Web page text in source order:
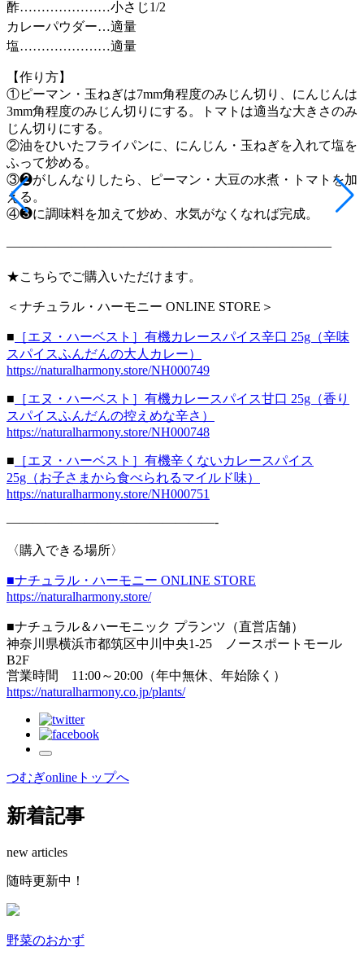
酢…………………小さじ1/2
カレーパウダー…適量
塩…………………適量
【作り方】
①ピーマン・玉ねぎは7mm角程度のみじん切り、にんじんは
3mm角程度のみじん切りにする。トマトは適当な大きさのみ
じん切りにする。
②油をひいたフライパンに、にんじん・玉ねぎを入れて塩を
ふって炒める。
③❷がしんなりしたら、ピーマン・大豆の水煮・トマトを加
える。
④❸に調味料を加えて炒め、水気がなくなれば完成。
—————————————————————————
★こちらでご購入いただけます。
＜ナチュラル・ハーモニー ONLINE STORE＞
■ ［エヌ・ハーベスト］有機カレースパイス辛口 25g（辛味
スパイスふんだんの大人カレー）
https://naturalharmony.store/NH000749
■ ［エヌ・ハーベスト］有機カレースパイス甘口 25g（香り
スパイスふんだんの控えめな辛さ）
https://naturalharmony.store/NH000748
■ ［エヌ・ハーベスト］有機辛くないカレースパイス
25g（お子さまから食べられるマイルド味）
https://naturalharmony.store/NH000751
————————————————-
〈購入できる場所〉
■ナチュラル・ハーモニー ONLINE STORE
https://naturalharmony.store/
■ナチュラル＆ハーモニック プランツ（直営店舗）
神奈川県横浜市都筑区中川中央1-25 ノースポートモール
B2F
営業時間 11:00～20:00（年中無休、年始除く）
https://naturalharmony.co.jp/plants/
つむぎonlineトップへ
新着記事
new articles
随時更新中！
野菜のおかず